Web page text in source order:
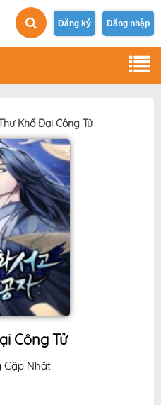
Đăng ký Đăng nhập
Khố Đại Công Tử
Công Tử
Cập Nhật